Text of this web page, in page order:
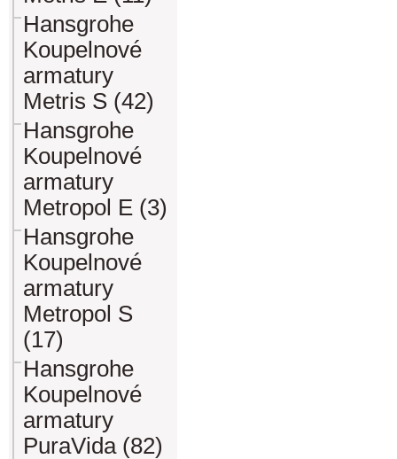
Hansgrohe
Koupelnové
armatury
Metris S (42)
Hansgrohe
Koupelnové
armatury
Metropol E (3)
Hansgrohe
Koupelnové
armatury
Metropol S
(17)
Hansgrohe
Koupelnové
armatury
PuraVida (82)